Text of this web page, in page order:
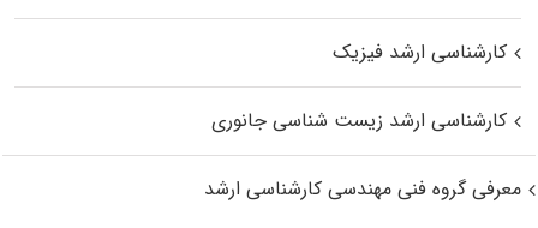
کارشناسی ارشد فیزیک
کارشناسی ارشد زیست‌ شناسی جانوری
معرفی گروه فنی مهندسی کارشناسی ارشد